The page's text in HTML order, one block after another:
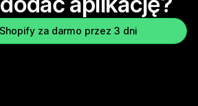
za darmo przez 3 dni